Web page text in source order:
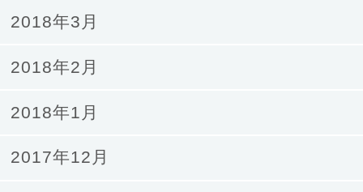
2018年3月
2018年2月
2018年1月
2017年12月